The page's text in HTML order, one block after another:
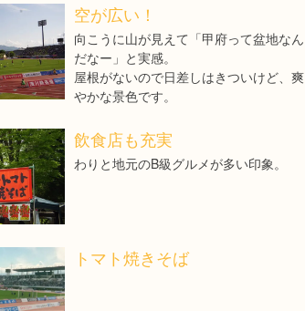
空が広い！
向こうに山が見えて「甲府って盆地なん
だなー」と実感。
屋根がないので日差しはきついけど、爽
やかな景色です。
飲食店も充実
わりと地元のB級グルメが多い印象。
トマト焼きそば